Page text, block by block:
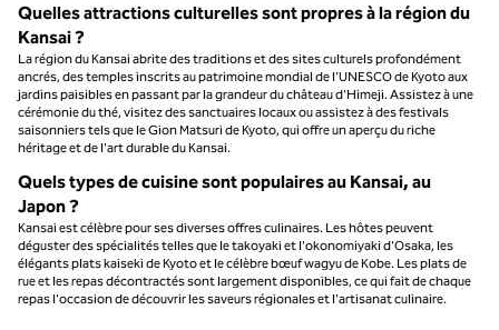
Quelles attractions culturelles sont propres à la région du
Kansai ?
La région du Kansai abrite des traditions et des sites culturels profondément
ancrés, des temples inscrits au patrimoine mondial de l’UNESCO de Kyoto aux
jardins paisibles en passant par la grandeur du château d’Himeji. Assistez à une
cérémonie du thé, visitez des sanctuaires locaux ou assistez à des festivals
saisonniers tels que le Gion Matsuri de Kyoto, qui offre un aperçu du riche
héritage et de l'art durable du Kansai.
Quels types de cuisine sont populaires au Kansai, au
Japon ?
Kansai est célèbre pour ses diverses offres culinaires. Les hôtes peuvent
déguster des spécialités telles que le takoyaki et l'okonomiyaki d'Osaka, les
élégants plats kaiseki de Kyoto et le célèbre bœuf wagyu de Kobe. Les plats de
rue et les repas décontractés sont largement disponibles, ce qui fait de chaque
repas l'occasion de découvrir les saveurs régionales et l'artisanat culinaire.